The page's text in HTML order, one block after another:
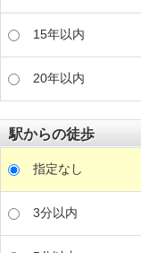
15年以内
20年以内
駅からの徒歩
指定なし
3分以内